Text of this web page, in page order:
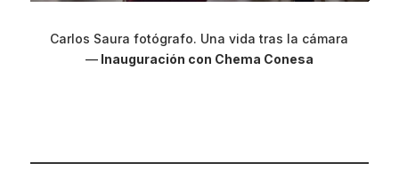
Carlos Saura fotógrafo. Una vida tras la cámara
—Inauguración con Chema Conesa